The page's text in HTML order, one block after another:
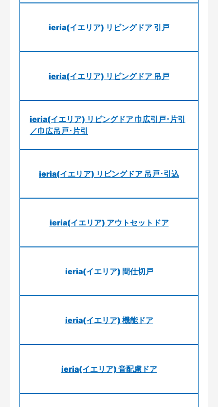
ieria(イエリア) リビングドア 引戸
ieria(イエリア) リビングドア 吊戸
ieria(イエリア) リビングドア 巾広引戸･片引
／巾広吊戸･片引
ieria(イエリア) リビングドア 吊戸･引込
ieria(イエリア) アウトセットドア
ieria(イエリア) 間仕切戸
ieria(イエリア) 機能ドア
ieria(イエリア) 音配慮ドア